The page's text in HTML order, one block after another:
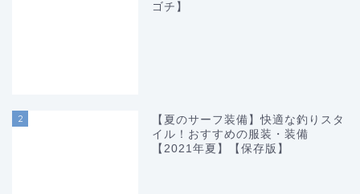
ゴチ】
2
【夏のサーフ装備】快適な釣りスタ
イル！おすすめの服装・装備
【2021年夏】【保存版】